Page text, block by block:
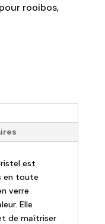
rooibos,
est
en toute
verre
Elle
de maîtriser